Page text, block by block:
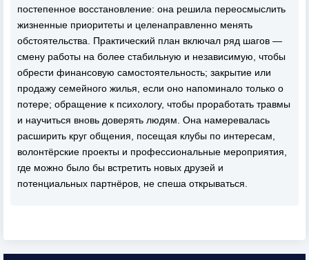
постепенное восстановление: она решила переосмыслить
жизненные приоритеты и целенаправленно менять
обстоятельства. Практический план включал ряд шагов —
смену работы на более стабильную и независимую, чтобы
обрести финансовую самостоятельность; закрытие или
продажу семейного жилья, если оно напоминало только о
потере; обращение к психологу, чтобы проработать травмы
и научиться вновь доверять людям. Она намеревалась
расширить круг общения, посещая клубы по интересам,
волонтёрские проекты и профессиональные мероприятия,
где можно было бы встретить новых друзей и
потенциальных партнёров, не спеша открываться.